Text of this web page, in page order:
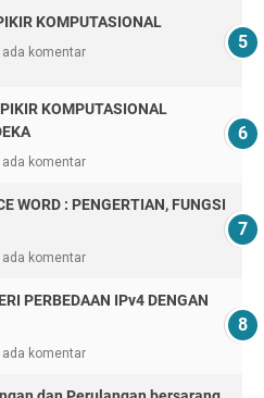
KOMPUTASIONAL
ada komentar
KOMPUTASIONAL
ada komentar
WORD : PENGERTIAN, FUNGSI
ada komentar
PERBEDAAN IPv4 DENGAN
ada komentar